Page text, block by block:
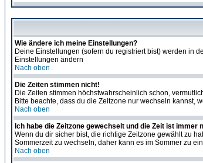
Wie ändere ich meine Einstellungen?
Deine Einstellungen (sofern du registriert bist) werden in
Einstellungen ändern
Nach oben
Die Zeiten stimmen nicht!
Die Zeiten stimmen höchstwahrscheinlich schon,
Bitte beachte, dass du die Zeitzone nur wechseln kannst,
Nach oben
Ich habe die Zeitzone gewechselt und die Zeit ist immer
Wenn du dir sicher bist, die richtige Zeitzone gewählt zu
Sommerzeit zu wechseln, daher kann es im Sommer zu
Nach oben